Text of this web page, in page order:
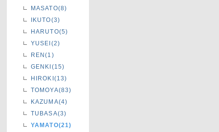
MASATO(8)
IKUTO(3)
HARUTO(5)
YUSEI(2)
REN(1)
GENKI(15)
HIROKI(13)
TOMOYA(83)
KAZUMA(4)
TUBASA(3)
YAMATO(21)